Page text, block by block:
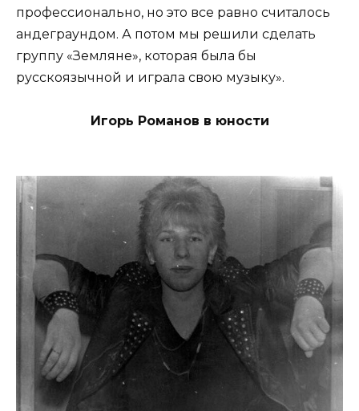
профессионально, но это все равно считалось
андеграундом. А потом мы решили сделать
группу «Земляне», которая была бы
русскоязычной и играла свою музыку».
Игорь Романов в юности